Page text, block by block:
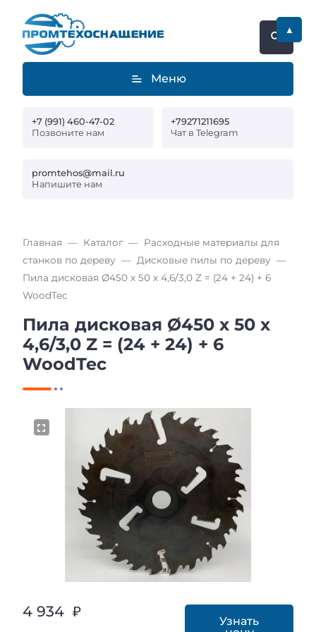
Меню
+7 (991) 460-47-02
Позвоните нам
+79271211695
Чат в Telegram
promtehos@mail.ru
Напишите нам
Главная Каталог
Расходные материалы для
станков по дереву
Дисковые пилы по дереву
Пила дисковая Ø450 х 50 х 4,6/3,0 Z = (24 + 24) + 6
WoodTec
Пила дисковая Ø450 х 50 х
4,6/3,0 Z = (24 + 24) + 6
WoodTec
4 934 ₽
Узнать
▲